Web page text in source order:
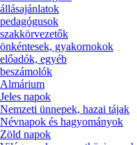
állásajánlatok
pedagógusok
szakkörvezetők
önkéntesek, gyakornokok
előadók, egyéb
beszámolók
Almárium
Jeles napok
Nemzeti ünnepek, hazai tájak
Névnapok és hagyományok
Zöld napok